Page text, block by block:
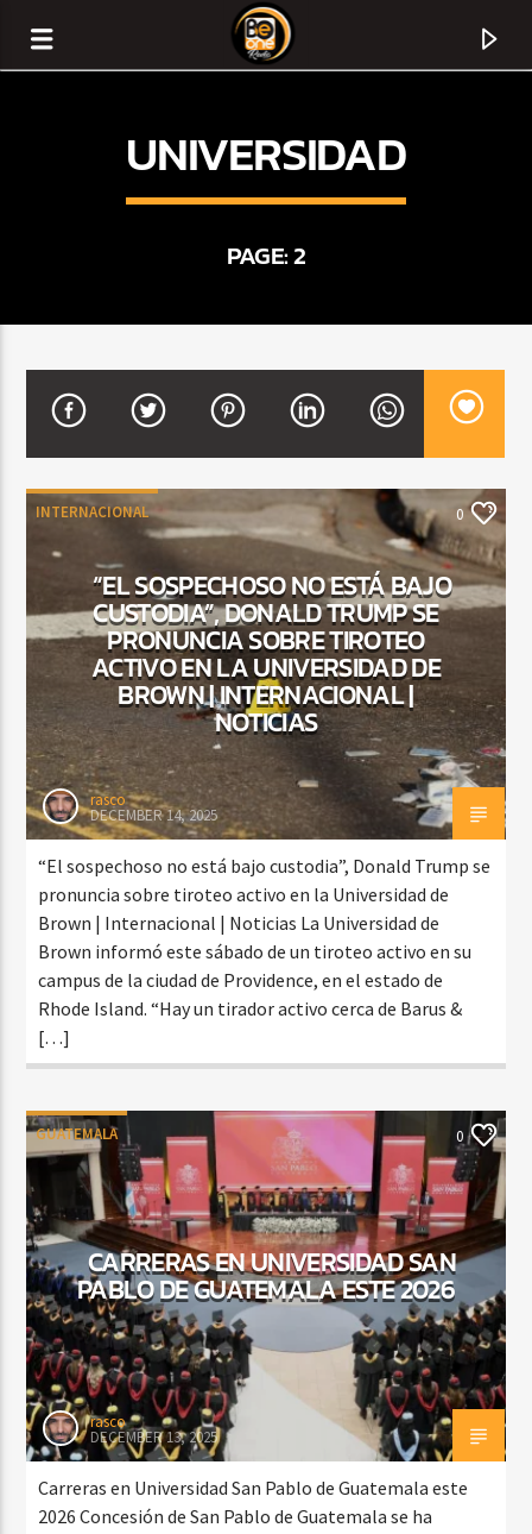
TITLE
ARTIST
CURRENT SHOW
DJ MIX
12:00 AM 2:00 AM
Beone Radio
UNIVERSIDAD
PAGE: 2
INTERNACIONAL 0
“EL SOSPECHOSO NO ESTÁ BAJO
CUSTODIA”, DONALD TRUMP SE
PRONUNCIA SOBRE TIROTEO
ACTIVO EN LA UNIVERSIDAD DE
BROWN | INTERNACIONAL |
NOTICIAS
rasco
DECEMBER 14, 2025
“El sospechoso no está bajo custodia”, Donald Trump se
pronuncia sobre tiroteo activo en la Universidad de
Brown | Internacional | Noticias La Universidad de
Brown informó este sábado de un tiroteo activo en su
campus de la ciudad de Providence, en el estado de
Rhode Island. “Hay un tirador activo cerca de Barus &
[…]
GUATEMALA 0
CARRERAS EN UNIVERSIDAD SAN
PABLO DE GUATEMALA ESTE 2026
rasco
DECEMBER 13, 2025
Carreras en Universidad San Pablo de Guatemala este
2026 Concesión de San Pablo de Guatemala se ha